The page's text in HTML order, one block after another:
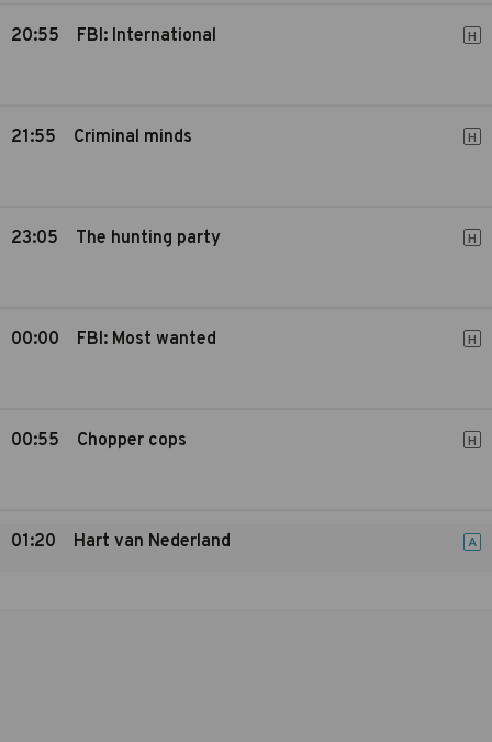
20:55 FBI: International H
21:55 Criminal minds H
23:05 The hunting party H
00:00 FBI: Most wanted H
00:55 Chopper cops H
01:20 Hart van Nederland A